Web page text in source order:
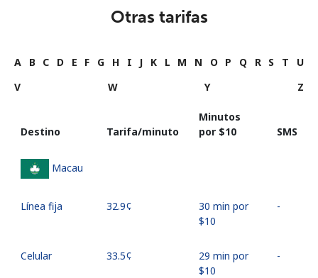
Otras tarifas
A B C D E F G H I J K L M N O P Q R S T
U
V
W Y Z
Destino Tarifa/minuto
Minutos
por ⁦$10⁩
SMS
Macau
Línea fija ⁦32.9¢⁩
30 min por
⁦$10⁩
-
Celular ⁦33.5¢⁩
29 min por
⁦$10⁩
-